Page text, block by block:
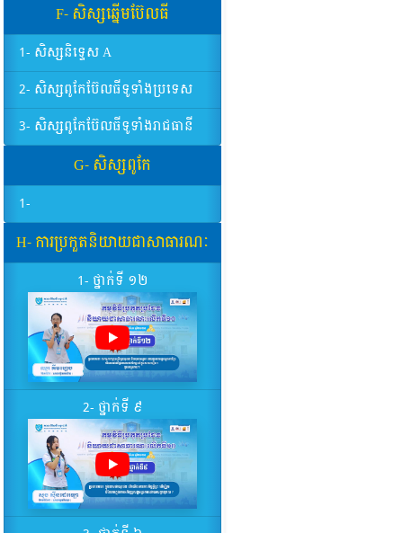
F- សិស្សឆ្នើមប៊ែលធី
1- សិស្សនិទ្ទេស A
2- សិស្សពូកែប៊ែលធីទូទាំងប្រទេស
3- សិស្សពូកែប៊ែលធីទូទាំងរាជធានី
G- សិស្សពូកែ
1-
H- ការប្រកួតនិយាយជាសាធារណៈ
1- ថ្នាក់ទី ១២
2- ថ្នាក់ទី ៩